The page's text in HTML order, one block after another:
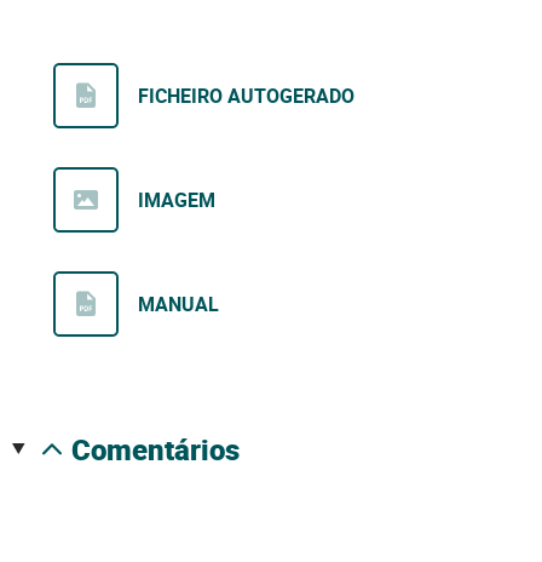
FICHEIRO AUTOGERADO
IMAGEM
MANUAL
comentários